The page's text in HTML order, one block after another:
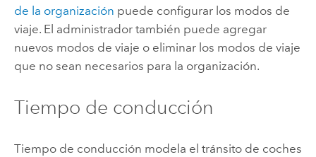
de la organización puede configurar los modos de
viaje. El administrador también puede agregar
nuevos modos de viaje o eliminar los modos de viaje
que no sean necesarios para la organización.
Tiempo de conducción
Tiempo de conducción modela el tránsito de coches